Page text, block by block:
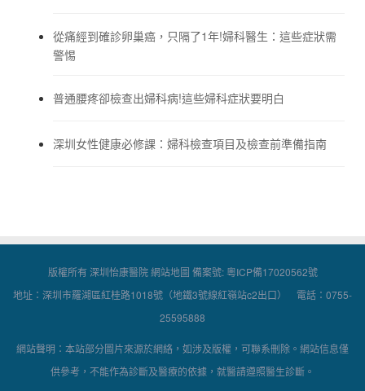
從痛經到確診卵巢癌，只隔了1年!婦科醫生：這些症狀需
警惕
普通腰疼卻檢查出婦科病!這些婦科症狀要明白
深圳女性健康必修課：婦科檢查項目及檢查前準備指南
版權所有 深圳怡康醫院網站地圖 備案號:粵ICP備17020562號
地址：深圳市羅湖區紅桂路1018號（地鐵3號線紅嶺站c2出口） 電話：0755-
25595888
網站聲明：本站部分圖片來源於網絡，如涉及版權，可聯系刪除。網站信息僅
供參考，不能作為診斷及醫療的依據，就醫請遵照醫生診斷。